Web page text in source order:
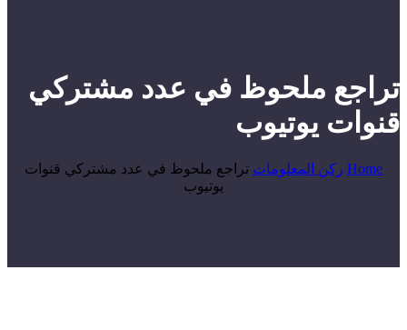
تراجع ملحوظ في عدد مشتركي
قنوات يوتيوب
Home ركن المعلومات تراجع ملحوظ في عدد مشتركي قنوات
يوتيوب